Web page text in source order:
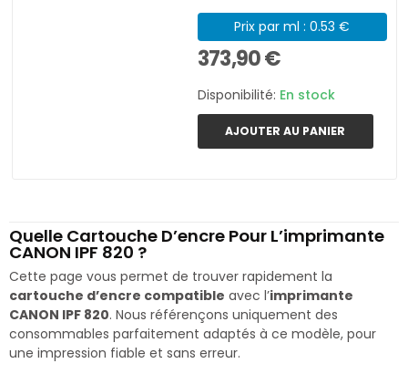
Prix par ml : 0.53 €
373,90 €
Disponibilité: En stock
AJOUTER AU PANIER
Quelle Cartouche D’encre Pour L’imprimante
CANON IPF 820 ?
Cette page vous permet de trouver rapidement la
cartouche d’encre compatible avec l’imprimante
CANON IPF 820. Nous référençons uniquement des
consommables parfaitement adaptés à ce modèle, pour
une impression fiable et sans erreur.